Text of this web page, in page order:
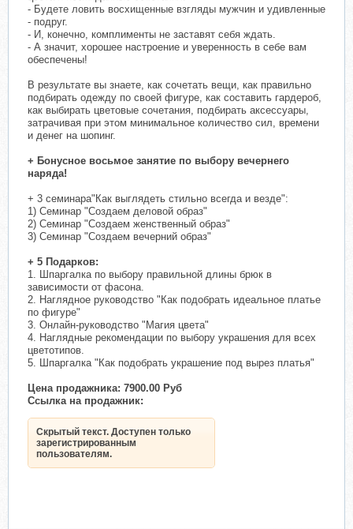
- Будете ловить восхищенные взгляды мужчин и удивленные
- подруг.
- И, конечно, комплименты не заставят себя ждать.
- А значит, хорошее настроение и уверенность в себе вам
обеспечены!
В результате вы знаете, как сочетать вещи, как правильно
подбирать одежду по своей фигуре, как составить гардероб,
как выбирать цветовые сочетания, подбирать аксессуары,
затрачивая при этом минимальное количество сил, времени
и денег на шопинг.
+ Бонусное восьмое занятие по выбору вечернего
наряда!
+ 3 семинара"Как выглядеть стильно всегда и везде":
1) Семинар "Создаем деловой образ"
2) Семинар "Создаем женственный образ"
3) Семинар "Создаем вечерний образ"
+ 5 Подарков:
1. Шпаргалка по выбору правильной длины брюк в
зависимости от фасона.
2. Наглядное руководство "Как подобрать идеальное платье
по фигуре"
3. Онлайн-руководство "Магия цвета"
4. Наглядные рекомендации по выбору украшения для всех
цветотипов.
5. Шпаргалка "Как подобрать украшение под вырез платья"
Цена продажника: 7900.00 Руб
Ссылка на продажник:
Скрытый текст. Доступен только
зарегистрированным
пользователям.